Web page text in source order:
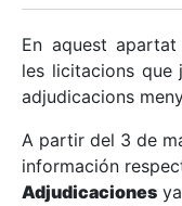
Mostra/Amaga
Mostra/Amaga
En aquest
les licitacions que
adjudicacions
A partir del 3 de
información
Adjudicaciones